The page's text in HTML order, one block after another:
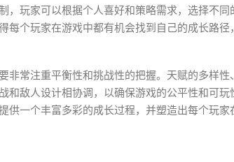
，玩家可以根据个人喜好和策略需求，选择不同
每个玩家在游戏中都有机会找到自己的成长路
非常注重平衡性和挑战性的把握。天赋的多样
和敌人设计相协调，以确保游戏的公平性和可玩
供一个丰富多彩的成长过程，并塑造出每个玩